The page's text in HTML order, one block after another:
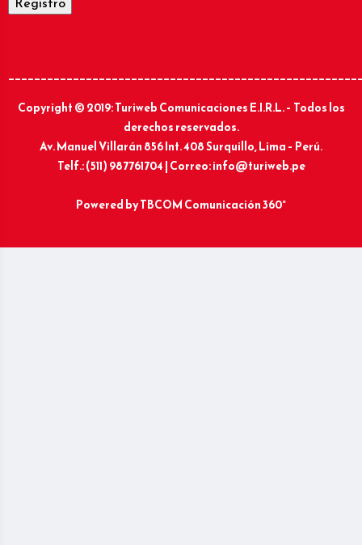
Copyright © 2019: Turiweb Comunicaciones E.I.R.L. – Todos los
derechos reservados.
Av. Manuel Villarán 856 Int. 408 Surquillo, Lima – Perú.
Telf.: (511) 987761704 | Correo: info@turiweb.pe
Powered byTBCOM Comunicación 360°